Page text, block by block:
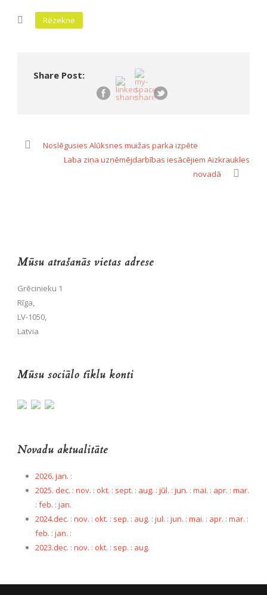
Rēzekne
Share Post:
Noslēgusies Alūksnes muižas parka izpēte
Laba ziņa uzņēmējdarbības iesācējiem Aizkraukles
novadā
Mūsu atrašanās vietas adrese
Grēcinieku 1
Rīga,
LV-1050,
Latvia
Mūsu sociālo tīklu konti
Novadu aktualitāte
2026. jan. :
2025. dec. : nov. : okt. : sept. : aug. : jūl. : jun. : mai. : apr. : mar.
: feb. : jan.
2024.dec. : nov. : okt. : sep. : aug. : jul. : jun. : mai. : apr. : mar. :
feb. : jan. :
2023.dec. : nov. : okt. : sep. : aug.